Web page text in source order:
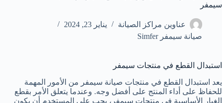
سيمفر
عناوين مراكز الصيانة
يناير 23, 2024
صيانة سيمفر Simfer
استبدال القطع في منتجات سيمفر
يعد استبدال القطع في منتجات صيانة سيمفر من الأمور المهمة
للحفاظ على أداء المنتج على أفضل وجه. وعندما يتعلق الأمر بقطع
الغيار الأساسية في منتجات سيمفر، يجب على المستخدم أن يكون